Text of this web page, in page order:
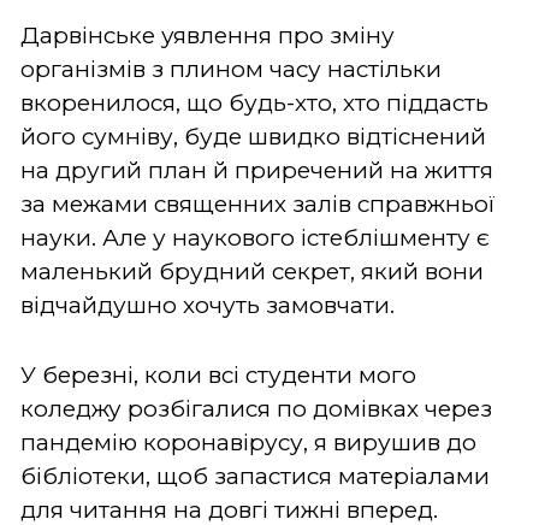
Дарвінське уявлення про зміну
організмів з плином часу настільки
вкоренилося, що будь-хто, хто піддасть
його сумніву, буде швидко відтіснений
на другий план й приречений на життя
за межами священних залів справжньої
науки. Але у наукового істеблішменту є
маленький брудний секрет, який вони
відчайдушно хочуть замовчати.
У березні, коли всі студенти мого
коледжу розбігалися по домівках через
пандемію коронавірусу, я вирушив до
бібліотеки, щоб запастися матеріалами
для читання на довгі тижні вперед.